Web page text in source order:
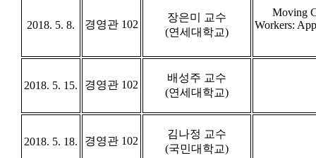
2018. 5. 8. 경영관 102
장은미 교수
(연세대학교)
Moving
Workers:
2018. 5. 15. 경영관 102
배성주 교수
(연세대학교)
2018. 5. 18. 경영관 102
김나정 교수
(국민대학교)